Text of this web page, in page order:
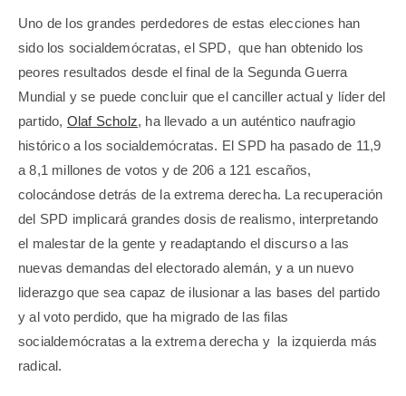
Uno de los grandes perdedores de estas elecciones han
sido los socialdemócratas, el SPD, que han obtenido los
peores resultados desde el final de la Segunda Guerra
Mundial y se puede concluir que el canciller actual y líder del
partido, Olaf Scholz, ha llevado a un auténtico naufragio
histórico a los socialdemócratas. El SPD ha pasado de 11,9
a 8,1 millones de votos y de 206 a 121 escaños,
colocándose detrás de la extrema derecha. La recuperación
del SPD implicará grandes dosis de realismo, interpretando
el malestar de la gente y readaptando el discurso a las
nuevas demandas del electorado alemán, y a un nuevo
liderazgo que sea capaz de ilusionar a las bases del partido
y al voto perdido, que ha migrado de las filas
socialdemócratas a la extrema derecha y la izquierda más
radical.